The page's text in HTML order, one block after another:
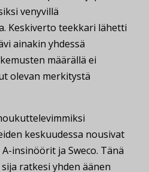
venyvillä
Keskiverto teekkari lähetti
ainakin yhdessä
määrällä ei
olevan merkitystä
keskuudessa nousivat
A-insinöörit ja Sweco. Tänä
ratkesi yhden äänen